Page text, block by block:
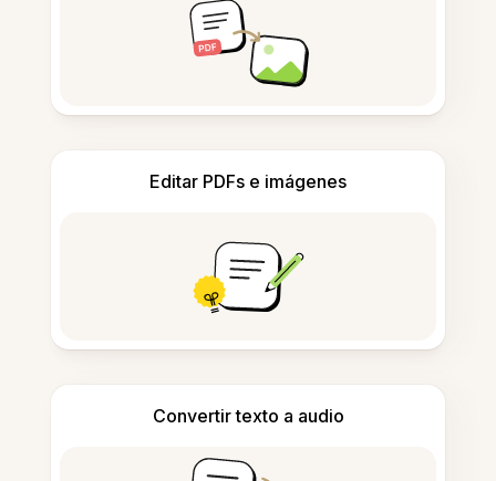
Editar PDFs e imágenes
Convertir texto a audio